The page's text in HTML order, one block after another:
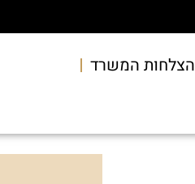
הצלחות המשרד